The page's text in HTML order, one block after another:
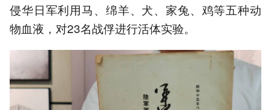
侵华日军利用马、绵羊、犬、家兔、鸡等五种动
物血液，对23名战俘进行活体实验。